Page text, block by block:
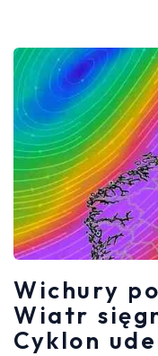
Wichury
Wiatr
Cyklon